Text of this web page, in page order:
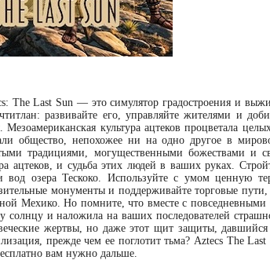
The Last Sun — это симулятор градостроения и
развивайте его, управляйте жителями и
Мезоамериканская культура ацтеков процветала
общество, непохожее ни на одно другое в
традициями, могущественными божествами и
ацтеков, и судьба этих людей в ваших руках.
вод озера Тескоко. Используйте с умом ценную
монументы и поддерживайте торговые
Мехико. Но помните, что вместе с повседневными
солнцу и наложила на ваших последователей
жертвы, но даже этот щит защиты,
прежде чем ее поглотит тьма? Aztecs The
вам нужно дальше.